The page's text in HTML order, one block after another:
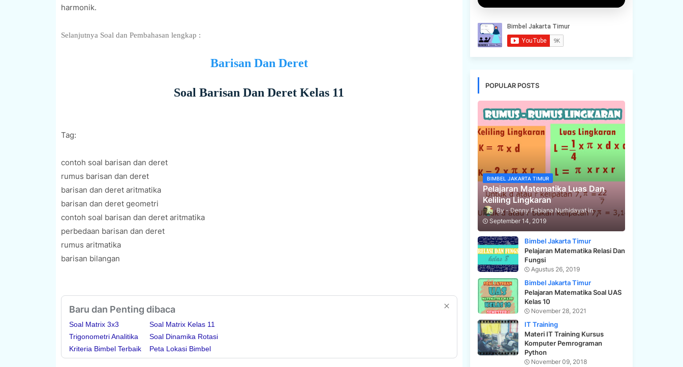
harmonik.
Selanjutnya Soal dan Pembahasan lengkap :
Barisan Dan Deret
Soal Barisan Dan Deret Kelas 11
Tag:
contoh soal barisan dan deret
rumus barisan dan deret
barisan dan deret aritmatika
barisan dan deret geometri
contoh soal barisan dan deret aritmatika
perbedaan barisan dan deret
rumus aritmatika
barisan bilangan
Baru dan Penting dibaca
Soal Matrix 3x3
Trigonometri Analitika
Kriteria Bimbel Terbaik
Soal Matrix Kelas 11
Soal Dinamika Rotasi
Peta Lokasi Bimbel
POPULAR POSTS
BIMBEL JAKARTA TIMUR
Pelajaran Matematika Luas Dan
Keliling Lingkaran
Denny Febiana Nurhidayat
September 14, 2019
Bimbel Jakarta Timur
Pelajaran Matematika Relasi Dan
Fungsi
Agustus 26, 2019
Bimbel Jakarta Timur
Pelajaran Matematika Soal UAS
Kelas 10
November 28, 2021
IT Training
Materi IT Training Kursus
Komputer Pemrograman
Python
November 09, 2018